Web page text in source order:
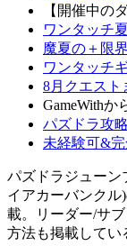
【開催中の
ワンタッチ
魔夏の＋限
ワンタッチ
8月クエスト
GameWithか
パズドラ攻
未経験可&
パズドラジューン
イアカーバンクル
載。リーダー/サ
方法も掲載してい